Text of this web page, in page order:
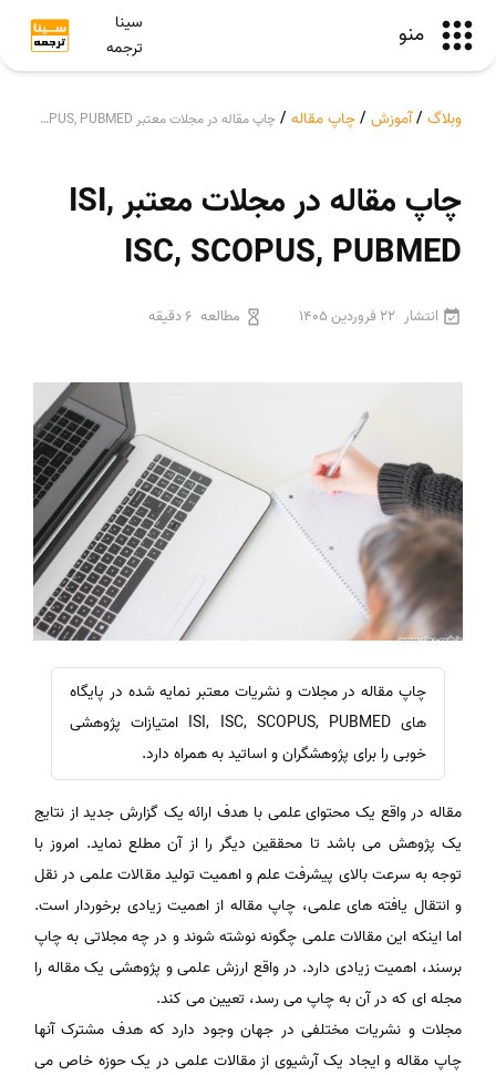
منو
سینا
ترجمه
وبلاگ /آموزش /چاپ مقاله / چاپ مقاله در مجلات معتبر ISI, ISC, SCOPUS, PUBMED
چاپ مقاله در مجلات معتبر ISI,
ISC, SCOPUS, PUBMED
انتشار 22 فروردین 1405 مطالعه 6 دقیقه
چاپ مقاله در مجلات و نشریات معتبر نمایه شده در پایگاه
های ISI, ISC, SCOPUS, PUBMED امتیازات پژوهشی
خوبی را برای پژوهشگران و اساتید به همراه دارد.
مقاله در واقع یک محتوای علمی با هدف ارائه یک گزارش جدید از نتایج
یک پژوهش می باشد تا محققین دیگر را از آن مطلع نماید. امروز با
توجه به سرعت بالای پیشرفت علم و اهمیت تولید مقالات علمی در نقل
و انتقال یافته های علمی، چاپ مقاله از اهمیت زیادی برخوردار است.
اما اینکه این مقالات علمی چگونه نوشته شوند و در چه مجلاتی به چاپ
برسند، اهمیت زیادی دارد. در واقع ارزش علمی و پژوهشی یک مقاله را
مجله ای که در آن به چاپ می رسد، تعیین می کند.
مجلات و نشریات مختلفی در جهان وجود دارد که هدف مشترک آنها
چاپ مقاله و ایجاد یک آرشیوی از مقالات علمی در یک حوزه خاص می